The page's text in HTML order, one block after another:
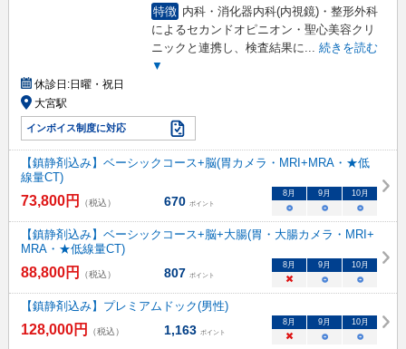
特徴 内科・消化器内科(内視鏡)・整形外科
によるセカンドオピニオン・聖心美容クリ
ニックと連携し、検査結果に
続きを読む
▼
休診日:日曜・祝日
大宮駅
インボイス制度に対応
【鎮静剤込み】ベーシックコース+脳(胃カメラ・MRI+MRA・★低
線量CT)
73,800円 （税込） 670 ポイント
8 月 9 月 10月
○ ○ ○
【鎮静剤込み】ベーシックコース+脳+大腸(胃・大腸カメラ・MRI+
MRA・★低線量CT)
88,800円 （税込） 807 ポイント
8 月 9 月 10月
× ○ ○
【鎮静剤込み】プレミアムドック(男性)
128,000円 （税込） 1,163 ポイント
8 月 9 月 10月
× ○ ○